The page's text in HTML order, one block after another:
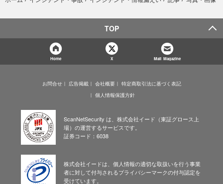
TOP
Home X Mail Magazine
お問合せ 広告掲載 会社概要
特定商取引法に基づく表記
個人情報保護方針
ScanNetSecurity は、株式会社イード（東証グロース上
場）の運営するサービスです。
証券コード：6038
株式会社イードは、個人情報の適切な取扱いを行う事業
者に対して付与されるプライバシーマークの付与認定を
受けています。